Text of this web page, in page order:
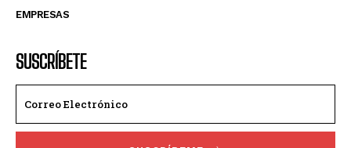
EMPRESAS
SUSCRÍBETE